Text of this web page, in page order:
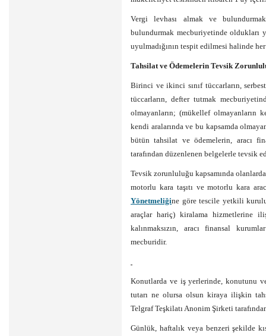
Vergi levhası almak ve
bulundurmak mecburiyetinde oldukları
uyulmadığının tespit edilmesi halinde
Tahsilat ve Ödemelerin Tevsik
Birinci ve ikinci sınıf tüccarların,
tüccarların, defter tutmak
olmayanların; (mükellef olmayanların
kendi aralarında ve bu kapsamda
bütün tahsilat ve ödemelerin, aracı
tarafından düzenlenen belgelerle tevsik
Tevsik zorunluluğu kapsamında
motorlu kara taşıtı ve motorlu kara
Yönetmeliğine göre tescile yetkili
araçlar hariç) kiralama hizmetlerine
kalınmaksızın, aracı finansal
mecburidir.
Konutlarda ve iş yerlerinde, konutunu
tutarı ne olursa olsun kiraya ilişkin
Telgraf Teşkilatı Anonim Şirketi
Günlük, haftalık veya benzeri şekilde